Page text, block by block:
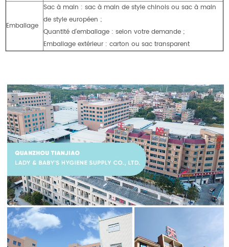
Emballage
Sac à main : sac à main de style chinois ou sac à main
de style européen ;
Quantité d'emballage : selon votre demande ;
Emballage extérieur : carton ou sac transparent